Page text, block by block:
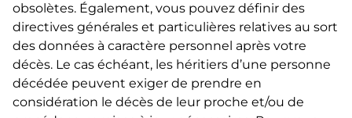
obsolètes. Également, vous pouvez définir des
directives générales et particulières relatives au sort
des données à caractère personnel après votre
décès. Le cas échéant, les héritiers d’une personne
décédée peuvent exiger de prendre en
considération le décès de leur proche et/ou de